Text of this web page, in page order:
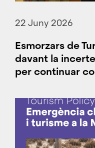
22 Juny 2026
Esmorzars de
davant la
per continuar